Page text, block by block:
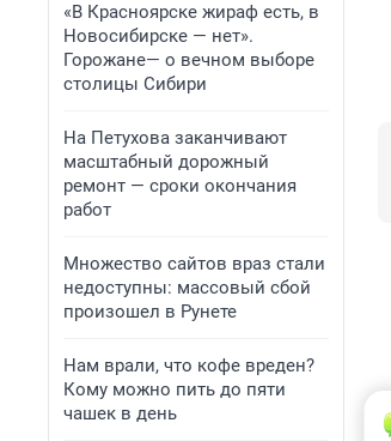
«В Красноярске жираф есть, в
Новосибирске — нет».
Горожане— о вечном выборе
столицы Сибири
На Петухова заканчивают
масштабный дорожный
ремонт — сроки окончания
работ
Множество сайтов враз стали
недоступны: массовый сбой
произошел в Рунете
Нам врали, что кофе вреден?
Кому можно пить до пяти
чашек в день